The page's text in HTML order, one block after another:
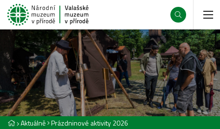
Aktuálně Prázdninové aktivity 2026